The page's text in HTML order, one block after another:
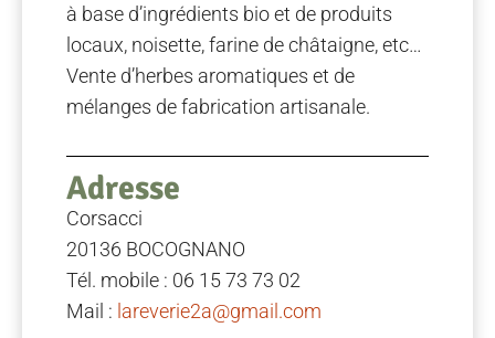
à base d’ingrédients bio et de produits
locaux, noisette, farine de châtaigne, etc…
Vente d’herbes aromatiques et de
mélanges de fabrication artisanale.
Adresse
Corsacci
20136 BOCOGNANO
Tél. mobile : 06 15 73 73 02
Mail : lareverie2a@gmail.com